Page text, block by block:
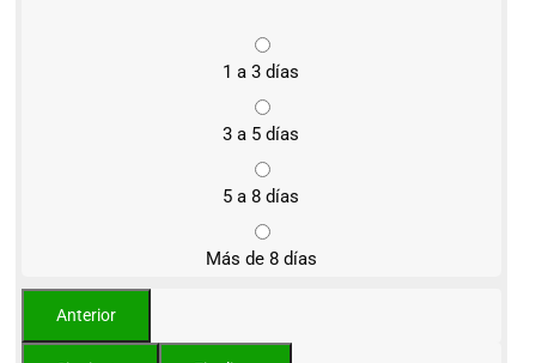
1 a 3 días
3 a 5 días
5 a 8 días
Más de 8 días